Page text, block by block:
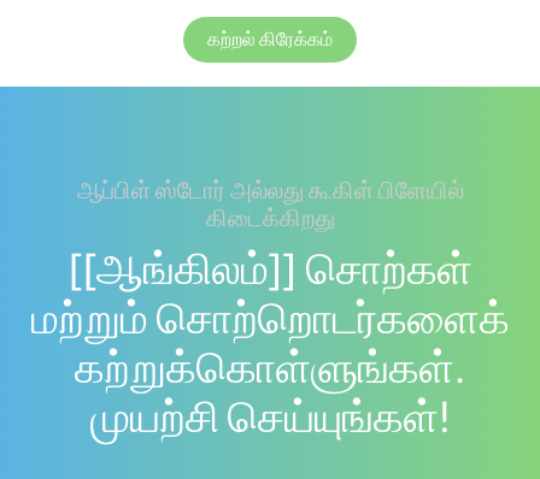
கற்றல் கிரேக்கம்
ஆப்பிள் ஸ்டோர் அல்லது கூகிள் பிளேயில்
கிடைக்கிறது
[[ஆங்கிலம்]] சொற்கள்
மற்றும் சொற்றொடர்களைக்
கற்றுக்கொள்ளுங்கள்.
முயற்சி செய்யுங்கள்!